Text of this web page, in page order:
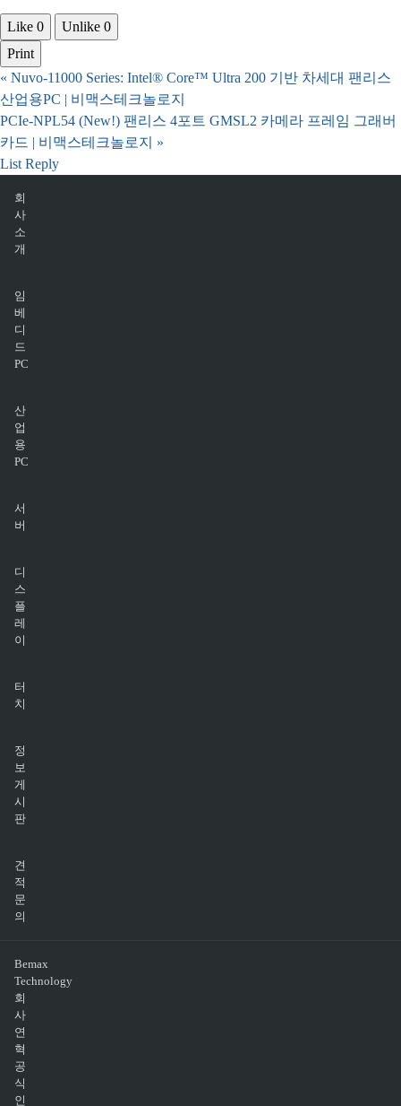
Like 0 Unlike 0
Print
« Nuvo-11000 Series: Intel® Core™ Ultra 200 기반 차세대 팬리스
산업용PC | 비맥스테크놀로지
PCIe-NPL54 (New!) 팬리스 4포트 GMSL2 카메라 프레임 그래버
카드 | 비맥스테크놀로지
»
List Reply
회
사
소
개
임
베
디
드
PC
산
업
용
PC
서
버
디
스
플
레
이
터
치
정
보
게
시
판
견
적
문
의
Bemax
Technology
회
사
연
혁
공
식
인